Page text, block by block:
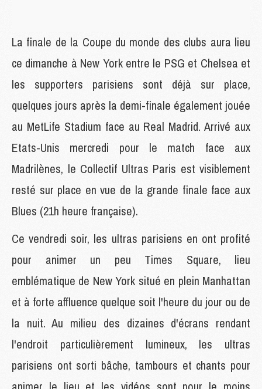
La finale de la Coupe du monde des clubs aura lieu
ce dimanche à New York entre le PSG et Chelsea et
les supporters parisiens sont déjà sur place,
quelques jours après la demi-finale également jouée
au MetLife Stadium face au Real Madrid. Arrivé aux
Etats-Unis mercredi pour le match face aux
Madrilènes, le Collectif Ultras Paris est visiblement
resté sur place en vue de la grande finale face aux
Blues (21h heure française).
Ce vendredi soir, les ultras parisiens en ont profité
pour animer un peu Times Square, lieu
emblématique de New York situé en plein Manhattan
et à forte affluence quelque soit l'heure du jour ou de
la nuit. Au milieu des dizaines d'écrans rendant
l'endroit particulièrement lumineux, les ultras
parisiens ont sorti bâche, tambours et chants pour